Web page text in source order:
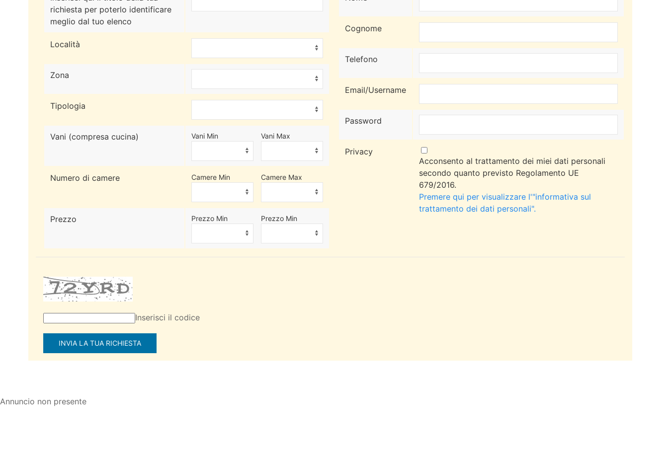
richiesta per poterlo identificare
meglio dal tuo elenco
Località
Zona
Tipologia
Vani (compresa cucina) Vani Min Vani Max
Numero di camere Camere Min Camere Max
Prezzo Prezzo Min Prezzo Min
Cognome
Telefono
Email/Username
Password
Privacy
Acconsento al trattamento dei miei dati personali
secondo quanto previsto Regolamento UE
679/2016.
Premere qui per visualizzare l'"informativa sul
trattamento dei dati personali".
Inserisci il codice
Annuncio non presente